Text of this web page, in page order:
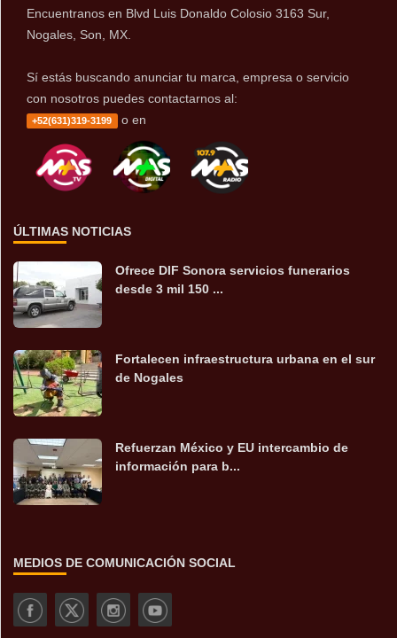
Encuentranos en Blvd Luis Donaldo Colosio 3163 Sur,
Nogales, Son, MX.
Sí estás buscando anunciar tu marca, empresa o servicio
con nosotros puedes contactarnos al:
+52(631)319-3199 o en
ÚLTIMAS NOTICIAS
Ofrece DIF Sonora servicios funerarios
desde 3 mil 150 ...
Fortalecen infraestructura urbana en el sur
de Nogales
Refuerzan México y EU intercambio de
información para b...
MEDIOS DE COMUNICACIÓN SOCIAL